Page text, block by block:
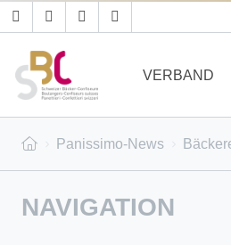
VERBAND
Panissimo-News
NAVIGATION